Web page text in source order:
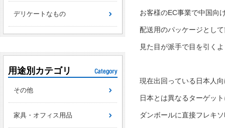
お客様のEC事業で中国向
配送用のパッケージとし
見た目が派手で目を引く
現在出回っている日本人
日本とは異なるターゲッ
ダンボールに直接フレキ
デリケートなもの
用途別カテゴリ
その他
家具・オフィス用品